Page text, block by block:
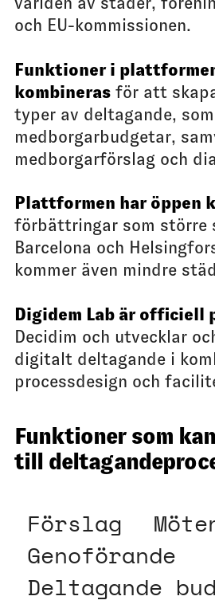
och EU-kommissionen.
Funktioner i
kombineras för att
typer av deltagande, som
medborgarbudgetar,
medborgarförslag och
Plattformen har öppen
förbättringar som större
Barcelona och
kommer även mindre
Digidem Lab är officiell
Decidim och utvecklar
digitalt deltagande i
processdesign och
Funktioner som
till
Förslag
Genoförande
Deltagande